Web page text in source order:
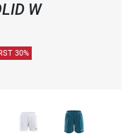
W
30%